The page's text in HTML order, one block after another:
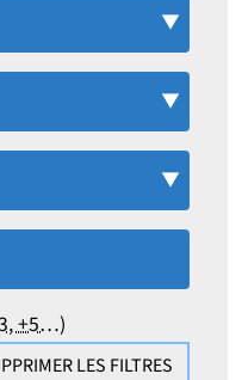
critères de
+5…)
LES FILTRES